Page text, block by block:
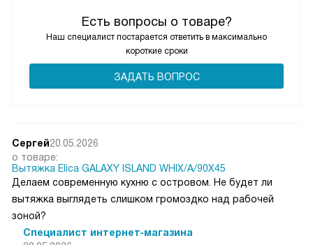
Есть вопросы о товаре?
Наш специалист постарается ответить в максимально
короткие сроки
ЗАДАТЬ ВОПРОС
Сергей20.05.2026
о товаре:
Вытяжка Elica GALAXY ISLAND WHIX/A/90X45
Делаем современную кухню с островом. Не будет ли
вытяжка выглядеть слишком громоздко над рабочей
зоной?
Специалист интернет-магазина